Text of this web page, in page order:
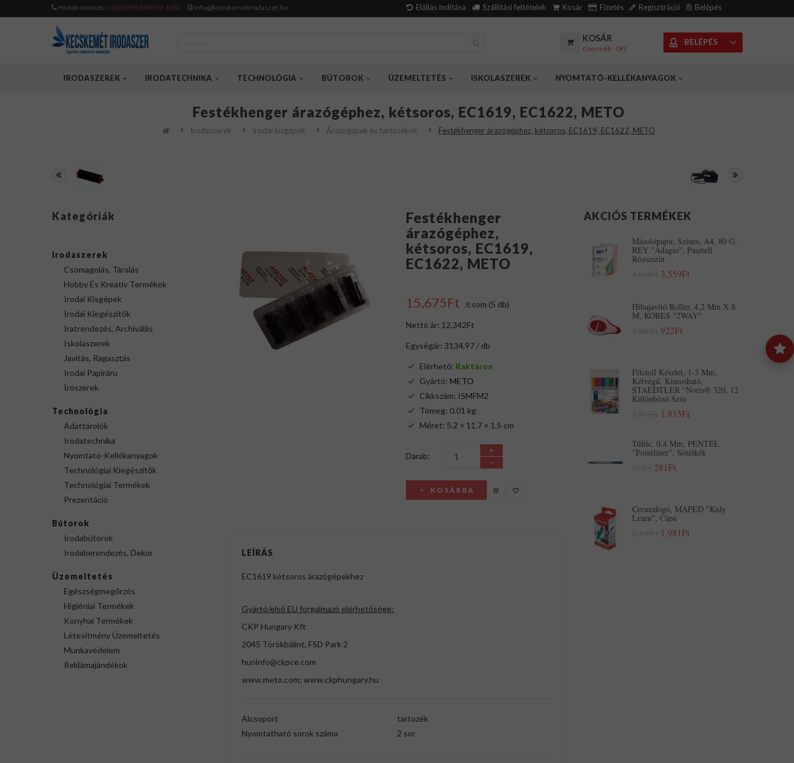
Hívjon minket: +36203956949 (9-16h) info@kecskemetirodaszer.hu Elállás indítása Szállítási feltételek Kosár Fizetés Regisztráció Belépés
KOSÁR
0 termék - 0Ft
BELÉPÉS
IRODASZEREK IRODATECHNIKA TECHNOLÓGIA BÚTOROK ÜZEMELTETÉS ISKOLASZEREK NYOMTATÓ-KELLÉKANYAGOK
Festékhenger árazógéphez, kétsoros, EC1619, EC1622, METO
Irodaszerek Irodai kisgépek Árazógépek és tartozékok Festékhenger árazógéphez, kétsoros, EC1619, EC1622, METO
Kategóriák
Irodaszerek
Csomagolás, Tárolás
Hobby És Kreatív Termékek
Irodai Kisgépek
Irodai Kiegészítők
Iratrendezés, Archiválás
Iskolaszerek
Javítás, Ragasztás
Irodai Papíráru
Írószerek
Technológia
Adattárolók
Irodatechnika
Nyomtató-Kellékanyagok
Technológiai Kiegészítők
Technológiai Termékek
Prezentáció
Bútorok
Irodabútorok
Irodaberendezés, Dekor
Üzemeltetés
Egészségmegőrzés
Higiéniai Termékek
Konyhai Termékek
Létesítmény Üzemeltetés
Munkavédelem
Reklámajándékok
Festékhenger
árazógéphez,
kétsoros, EC1619,
EC1622, METO
15,675Ft /csom (5 db)
Nettó ár: 12,342Ft
Egységár: 3134,97 / db
Elérhető: Raktáron
Gyártó: METO
Cikkszám: ISMFM2
Tömeg: 0.01 kg
Méret: 5.2 × 11.7 × 1.5 cm
Darab:
KOSÁRBA
LEÍRÁS
EC1619 kétsoros árazógépekhez
Gyártó/első EU forgalmazó elérhetősége:
CKP Hungary Kft
2045 Törökbálint, FSD Park 2
huninfo@ckpce.com
www.meto.com; www.ckphungary.hu
Alcsoport
tartozék
Nyomtatható sorok száma
2 sor
AKCIÓS TERMÉKEK
Másolópapír, Színes, A4, 80 G,
REY "Adagio", Pasztell
Rózsaszín
3,559Ft
Hibajavító Roller, 4,2 Mm X 8
M, KORES "2WAY"
922Ft
Filctoll Készlet, 1-3 Mm,
Kétvégű, Kimosható,
STAEDTLER "Noris® 320, 12
Különböző Szín
1,815Ft
Tűfilc, 0,4 Mm, PENTEL
"Pointliner", Sötétkék
281Ft
Ceruzafogó, MAPED "Kidy
Learn", Cápa
1,981Ft